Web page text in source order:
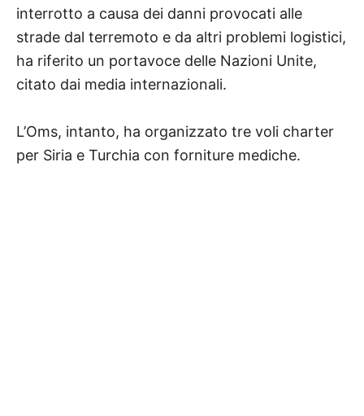
interrotto a causa dei danni provocati alle
strade dal terremoto e da altri problemi logistici,
ha riferito un portavoce delle Nazioni Unite,
citato dai media internazionali.
L’Oms, intanto, ha organizzato tre voli charter
per Siria e Turchia con forniture mediche.